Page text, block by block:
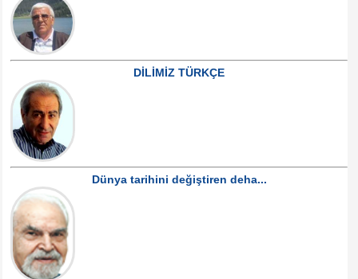
DİLİMİZ TÜRKÇE
Dünya tarihini değiştiren deha...